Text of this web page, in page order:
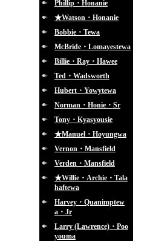
Phillip・Honanie
★Watson・Honanie
Bobbie・Tewa
McBride・Lomayestewa
Billie・Ray・Hawee
Ted・Wadsworth
Hubert・Yowytewa
Norman・Honie・Sr
Tony・Kyasyousie
★Manuel・Hoyungwa
Vernon・Mansfield
Verden・Mansfield
★Willie・Archie・Tala
haftewa
Harvey・Quanimptew
a・Jr
Larry (Lawrence)・Poo
youma